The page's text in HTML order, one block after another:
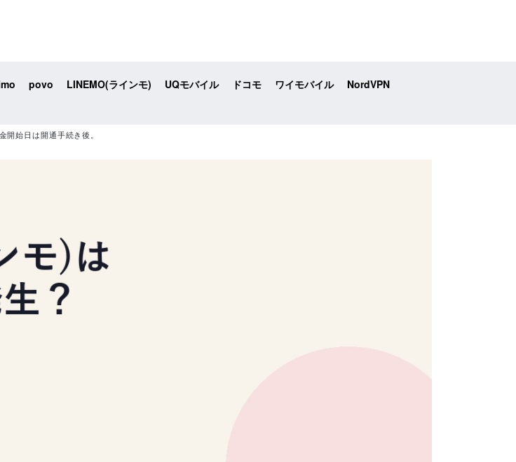
povo LINEMO(ラインモ) UQモバイル ドコモ ワイモバイル
NordVPN
始日は開通手続き後。